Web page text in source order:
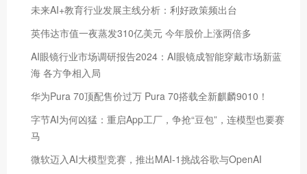
未来AI+教育行业发展主线分析：利好政策频出台
英伟达市值一夜蒸发310亿美元 今年股价上涨两倍多
AI眼镜行业市场调研报告2024：AI眼镜成智能穿戴市场新蓝
海 各方争相入局
华为Pura 70顶配售价过万 Pura 70搭载全新麒麟9010！
字节AI为何凶猛：重启App工厂，争抢“豆包”，连模型也要赛
马
微软迈入AI大模型竞赛，推出MAI-1挑战谷歌与OpenAI